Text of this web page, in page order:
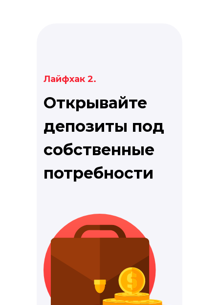
Открывайте
депозиты под
собственные
потребности
Лайфхак 2.